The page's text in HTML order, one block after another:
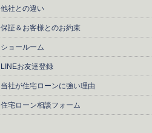
他社との違い
保証＆お客様とのお約束
ショールーム
LINEお友達登録
当社が住宅ローンに強い理由
住宅ローン相談フォーム